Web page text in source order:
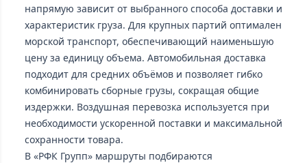
напрямую зависит от выбранного способа доставки и
характеристик груза. Для крупных партий оптимален
морской транспорт, обеспечивающий наименьшую
цену за единицу объема. Автомобильная доставка
подходит для средних объёмов и позволяет гибко
комбинировать сборные грузы, сокращая общие
издержки. Воздушная перевозка используется при
необходимости ускоренной поставки и максимальной
сохранности товара.
В «РФК Групп» маршруты подбираются